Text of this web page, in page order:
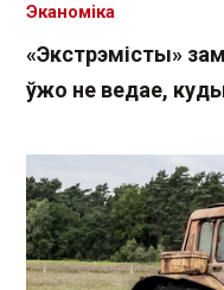
«Экстрэмісты»
ўжо не ведае,
Эканоміка